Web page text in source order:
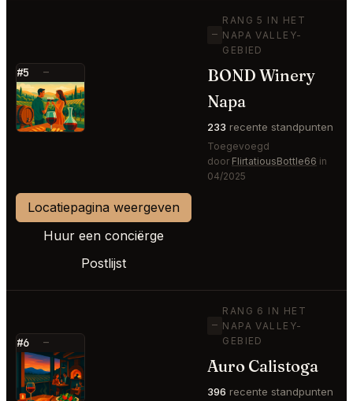
#5 —
⭐
—
RANG 5 IN HET
NAPA VALLEY-
GEBIED
BOND Winery
Napa
233 recente standpunten
Toegevoegd
door FlirtatiousBottle66 in
04/2025
Locatiepagina weergeven
Huur een conciërge
Postlijst
#6 —
⭐
—
RANG 6 IN HET
NAPA VALLEY-
GEBIED
Auro Calistoga
396 recente standpunten